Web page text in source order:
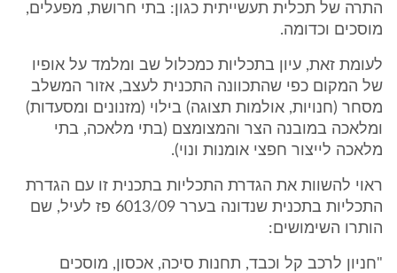
התרה של תכלית תעשייתית כגון: בתי חרושת, מפעלים,
מוסכים וכדומה.
לעומת זאת, עיון בתכליות כמכלול שב ומלמד על אופיו
של המקום כפי שהתכוונה התכנית לעצב, אזור המשלב
מסחר (חנויות, אולמות תצוגה) בילוי (מזנונים ומסעדות)
ומלאכה במובנה הצר והמצומצם (בתי מלאכה, בתי
מלאכה לייצור חפצי אומנות ונוי).
ראוי להשוות את הגדרת התכליות בתכנית זו עם הגדרת
התכליות בתכנית שנדונה בערר 6013/09 פז לעיל, שם
הותרו השימושים:
"חניון לרכב קל וכבד, תחנות סיכה, אכסון, מוסכים